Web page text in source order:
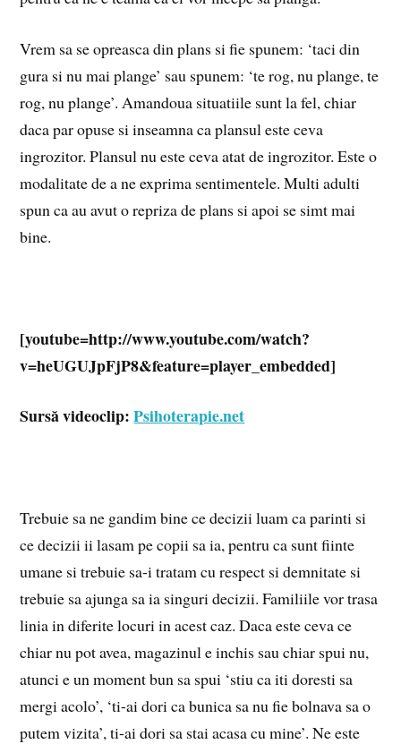
Vrem sa se opreasca din plans si fie spunem: ‘taci din
gura si nu mai plange’ sau spunem: ‘te rog, nu plange, te
rog, nu plange’. Amandoua situatiile sunt la fel, chiar
daca par opuse si inseamna ca plansul este ceva
ingrozitor. Plansul nu este ceva atat de ingrozitor. Este o
modalitate de a ne exprima sentimentele. Multi adulti
spun ca au avut o repriza de plans si apoi se simt mai
bine.
[youtube=http://www.youtube.com/watch?
v=heUGUJpFjP8&feature=player_embedded]
Sursă videoclip:Psihoterapie.net
Trebuie sa ne gandim bine ce decizii luam ca parinti si
ce decizii ii lasam pe copii sa ia, pentru ca sunt fiinte
umane si trebuie sa-i tratam cu respect si demnitate si
trebuie sa ajunga sa ia singuri decizii. Familiile vor trasa
linia in diferite locuri in acest caz. Daca este ceva ce
chiar nu pot avea, magazinul e inchis sau chiar spui nu,
atunci e un moment bun sa spui ‘stiu ca iti doresti sa
mergi acolo’, ‘ti-ai dori ca bunica sa nu fie bolnava sa o
putem vizita’, ti-ai dori sa stai acasa cu mine’. Ne este